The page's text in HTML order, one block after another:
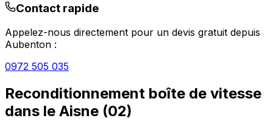
Contact rapide
Appelez-nous directement pour un devis gratuit depuis
Aubenton :
0972 505 035
Reconditionnement boîte de vitesse
dans le Aisne (02)